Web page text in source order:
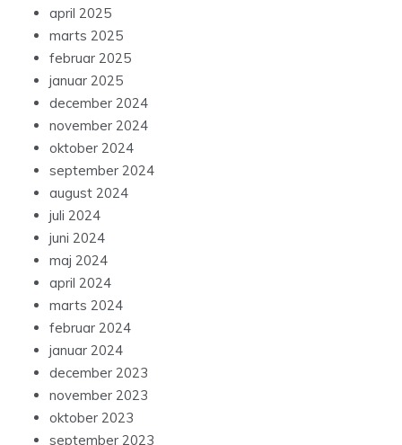
april 2025
marts 2025
februar 2025
januar 2025
december 2024
november 2024
oktober 2024
september 2024
august 2024
juli 2024
juni 2024
maj 2024
april 2024
marts 2024
februar 2024
januar 2024
december 2023
november 2023
oktober 2023
september 2023